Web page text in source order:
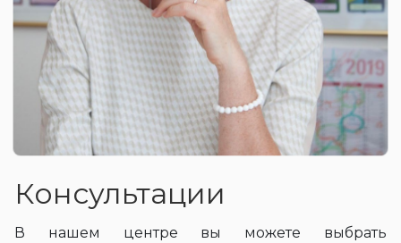
Консультации
В нашем центре вы можете выбрать